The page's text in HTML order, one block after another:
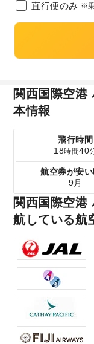
直行便のみ ※
関西国際空港
本情報
飛行時間
18時間40
航空券が安い
9月
関西国際空港
航している航